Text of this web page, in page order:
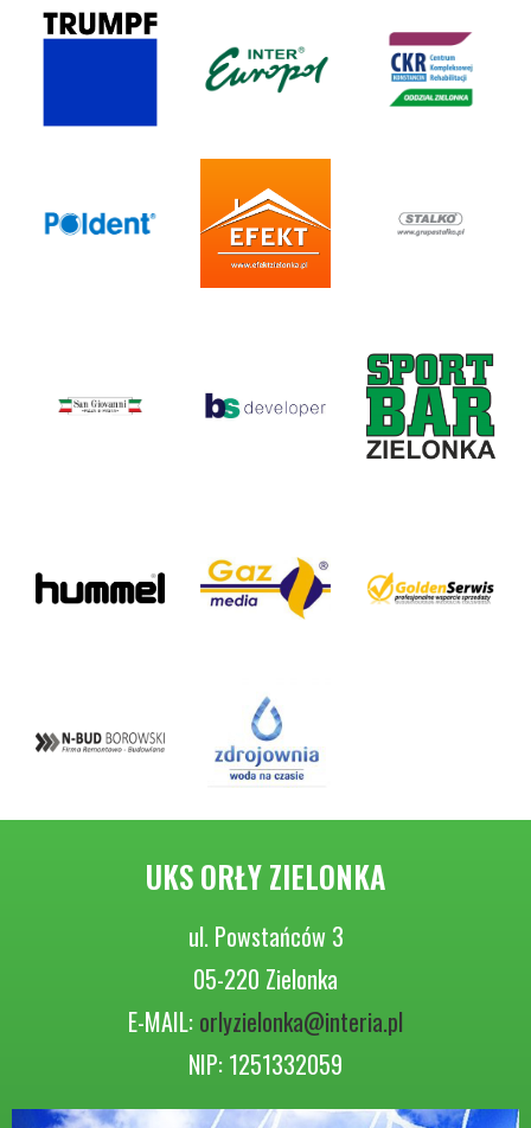
UKS ORŁY ZIELONKA
ul. Powstańców 3
05-220 Zielonka
E-MAIL: orlyzielonka@interia.pl
NIP: 1251332059